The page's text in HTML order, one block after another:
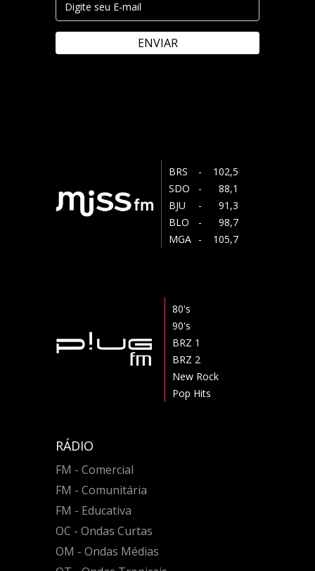
ENVIAR
BRS
- 102,5
SDO
- 88,1
BJU
- 91,3
BLO
- 98,7
MGA - 105,7
80's
90's
BRZ 1
BRZ 2
New Rock
Pop Hits
RÁDIO
FM - Comercial
FM - Comunitária
FM - Educativa
OC - Ondas Curtas
OM - Ondas Médias